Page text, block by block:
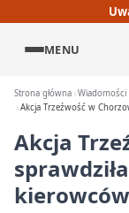
MENU
Strona główna Wiadomości
Akcja Trzeźwość w
Akcja
kierowców